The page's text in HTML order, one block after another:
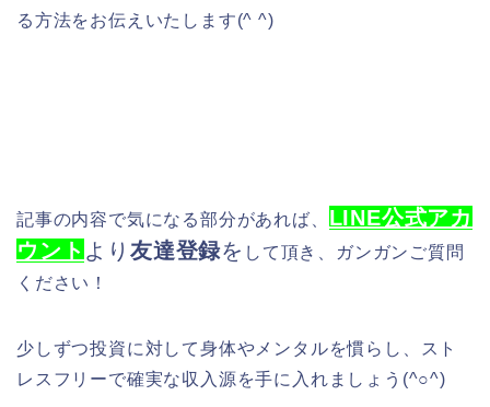
る方法をお伝えいたします(^ ^)
記事の内容で気になる部分があれば、 LINE公式アカ
ウント より友達登録を して頂き、ガンガンご質問
ください！
少しずつ投資に対して身体やメンタルを慣らし、スト
レスフリーで確実な収入源を手に入れましょう(^○^)